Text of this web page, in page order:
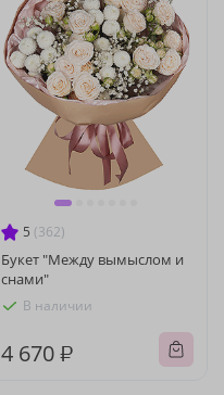
5 (362)
Букет "Между вымыслом и
снами"
В наличии
4 670 ₽